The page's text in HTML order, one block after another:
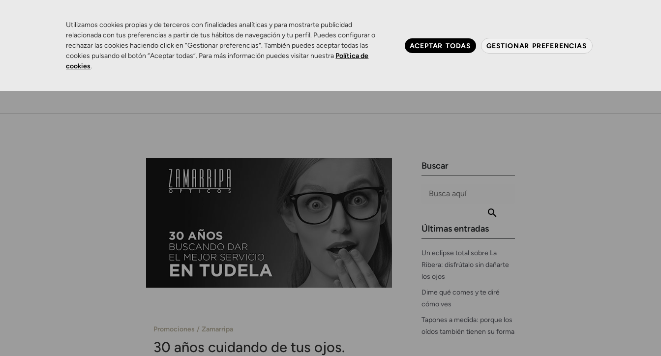
Promociones Zamarripa
30 años cuidando de tus ojos.
Buscar
Últimas entradas
Un eclipse total sobre La
Ribera: disfrútalo sin dañarte
los ojos
Dime qué comes y te diré
cómo ves
Tapones a medida: porque los
oídos también tienen su forma
Utilizamos cookies propias y de terceros con finalidades analíticas y para mostrarte publicidad
relacionada con tus preferencias a partir de tus hábitos de navegación y tu perfil. Puedes configurar o
rechazar las cookies haciendo click en “Gestionar preferencias”. También puedes aceptar todas las
cookies pulsando el botón “Aceptar todas”. Para más información puedes visitar nuestra Política de
cookies.
ACEPTAR TODAS GESTIONAR PREFERENCIAS